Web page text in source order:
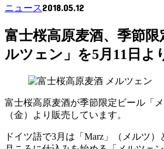
ニュース2018.05.12
富士桜高原麦酒、季節限
ルツェン」を5月11日よ
富士桜高原麦酒が季節限定ビール「
（金）より販売しています。
ドイツ語で3月は「Marz」（メルツ